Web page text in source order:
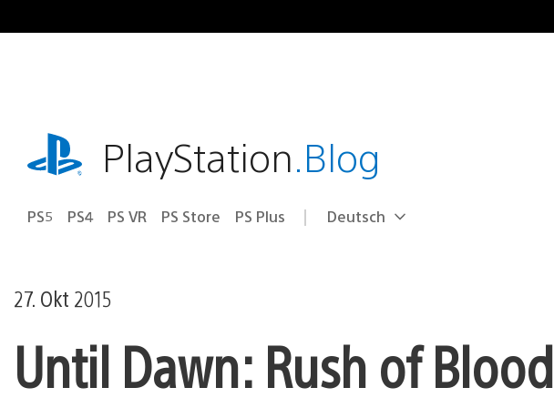
Inhalt
playstation.comPlayStation.Blog
PS5 PS4 PS VR PS Store PS Plus Select
Aktuelle
Deutsch
27. Okt 2015
Until Dawn: Rush of